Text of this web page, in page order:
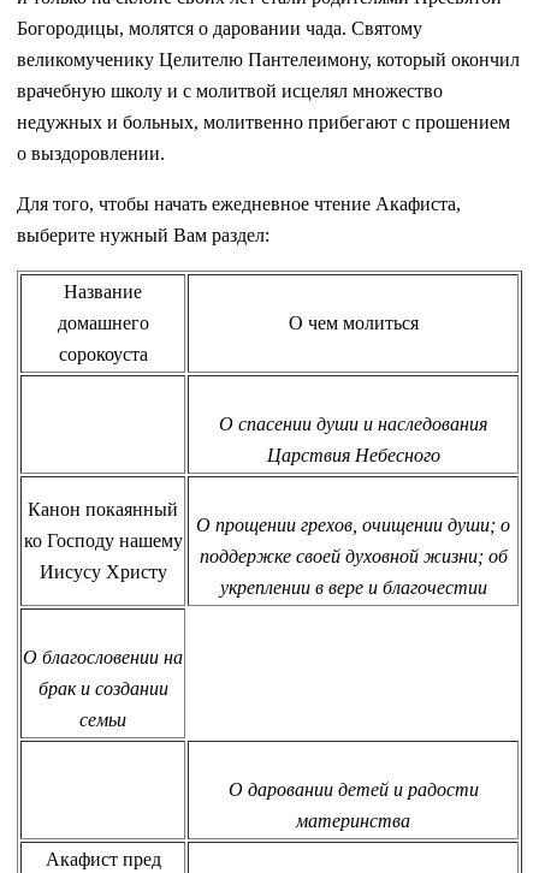
Богородицы, молятся о даровании чада. Святому
великомученику Целителю Пантелеимону, который окончил
врачебную школу и с молитвой исцелял множество
недужных и больных, молитвенно прибегают с прошением
о выздоровлении.
Для того, чтобы начать ежедневное чтение Акафиста,
выберите нужный Вам раздел:
Название
домашнего
сорокоуста
О чем молиться
О спасении души и наследования
Царствия Небесного
Канон покаянный
ко Господу нашему
Иисусу Христу
О прощении грехов, очищении души; о
поддержке своей духовной жизни; об
укреплении в вере и благочестии
О благословении на
брак и создании
семьи
О даровании детей и радости
материнства
Акафист пред